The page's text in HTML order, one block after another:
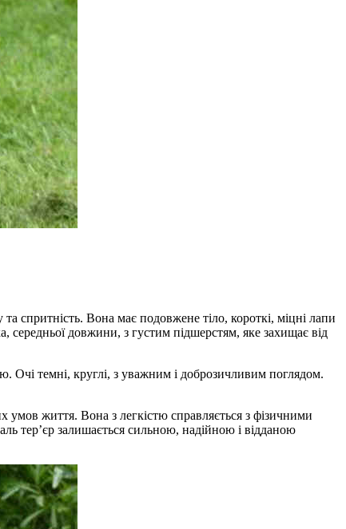
спритність. Вона має подовжене тіло, короткі, міцні лапи
середньої довжини, з густим підшерстям, яке захищає від
Очі темні, круглі, з уважним і доброзичливим поглядом.
умов життя. Вона з легкістю справляється з фізичними
тер’єр залишається сильною, надійною і відданою